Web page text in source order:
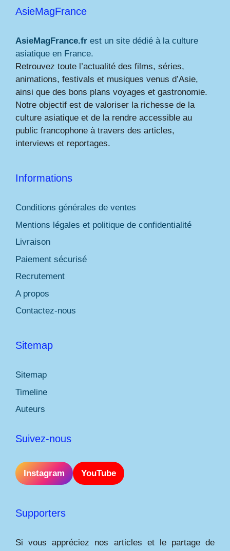
AsieMagFrance
AsieMagFrance.fr est un site dédié à la culture
asiatique en France.
Retrouvez toute l’actualité des films, séries,
animations, festivals et musiques venus d’Asie,
ainsi que des bons plans voyages et gastronomie.
Notre objectif est de valoriser la richesse de la
culture asiatique et de la rendre accessible au
public francophone à travers des articles,
interviews et reportages.
Informations
Conditions générales de ventes
Mentions légales et politique de confidentialité
Livraison
Paiement sécurisé
Recrutement
A propos
Contactez-nous
Sitemap
Sitemap
Timeline
Auteurs
Suivez-nous
Instagram YouTube
Supporters
Si vous appréciez nos articles et le partage de